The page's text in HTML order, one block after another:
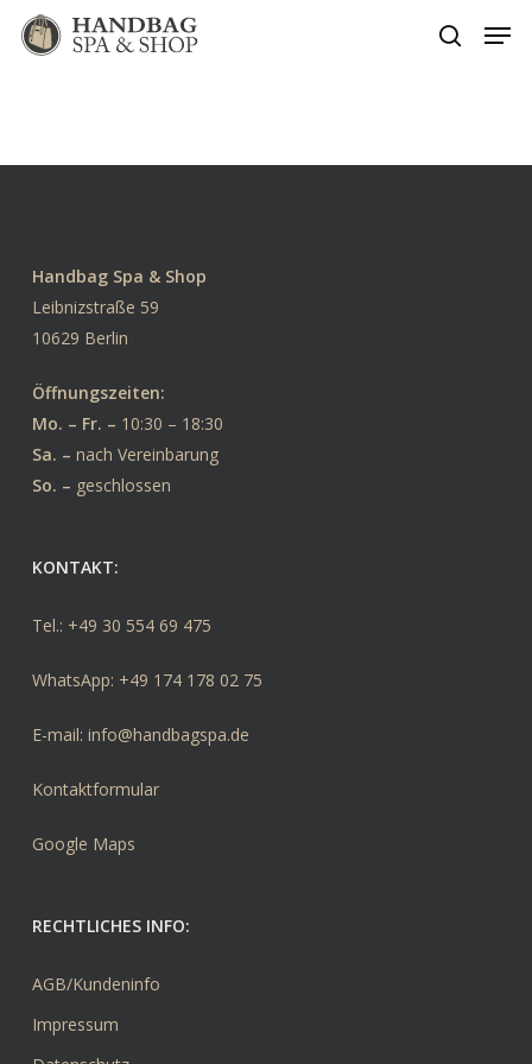
search
Handbag Spa & Shop
Leibnizstraße 59
10629 Berlin
Öffnungszeiten:
Mo. – Fr. – 10:30 – 18:30
Sa. – nach Vereinbarung
So. – geschlossen
KONTAKT:
Tel.: +49 30 554 69 475
WhatsApp: +49 174 178 02 75
E-mail: info@handbagspa.de
Kontaktformular
Google Maps
RECHTLICHES INFO:
AGB/Kundeninfo
Impressum